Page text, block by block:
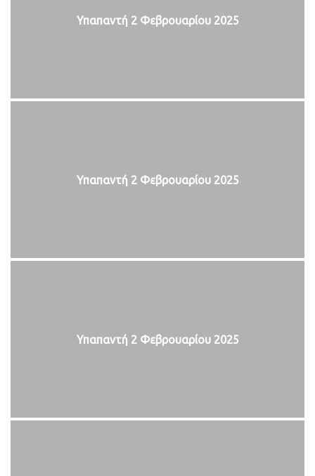
Υπαπαντή 2 Φεβρουαρίου 2025
Υπαπαντή 2 Φεβρουαρίου 2025
Υπαπαντή 2 Φεβρουαρίου 2025